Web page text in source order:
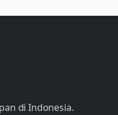
di Indonesia.